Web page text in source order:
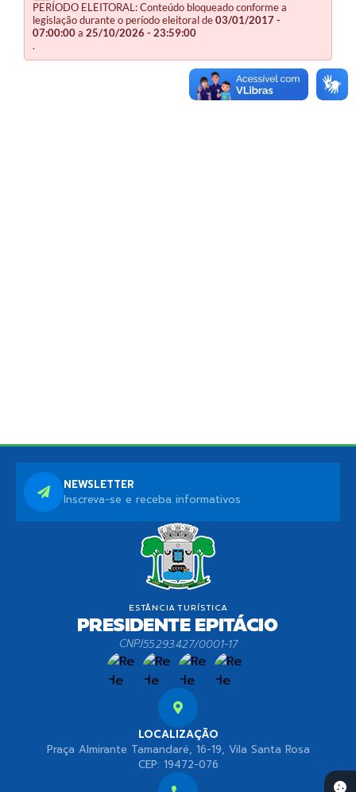
PERÍODO ELEITORAL: Conteúdo bloqueado conforme a
legislação durante o período eleitoral de03/01/2017 -
07:00:00a 25/10/2026 - 23:59:00
.
LOCALIZAÇÃO
Praça Almirante Tamandaré, 16-19, Vila Santa Rosa
CEP: 19472-076
CNPJ55.293.427/0001-17
NEWSLETTER
Inscreva-se e receba informativos